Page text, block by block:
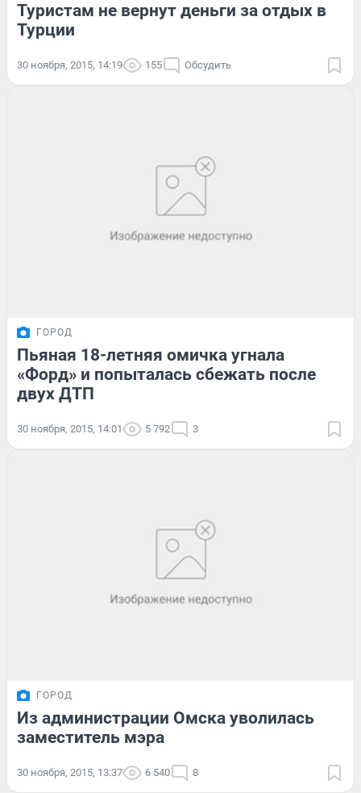
Туристам не вернут деньги за отдых в
Турции
30 ноября, 2015, 14:19 155 Обсудить
ГОРОД
Пьяная 18-летняя омичка угнала
«Форд» и попыталась сбежать после
двух ДТП
30 ноября, 2015, 14:01 5 792 3
ГОРОД
Из администрации Омска уволилась
заместитель мэра
30 ноября, 2015, 13:37 6 540 8